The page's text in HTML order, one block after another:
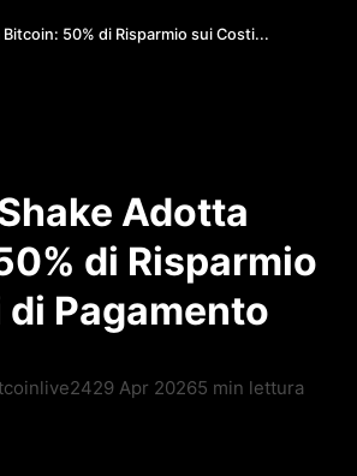
50% di Risparmio sui Costi...
Adotta
di Risparmio
Pagamento
29 Apr 20265 min lettura